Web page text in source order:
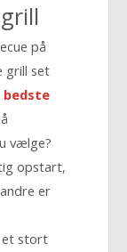
på
grill set
bedste
vælge?
opstart,
er
et stort